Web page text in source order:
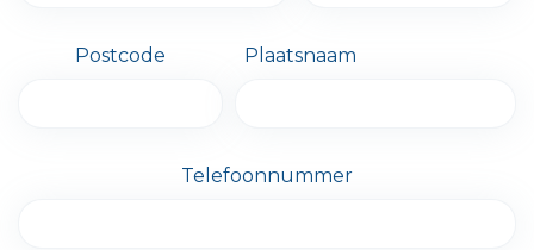
Postcode Plaatsnaam
Telefoonnummer